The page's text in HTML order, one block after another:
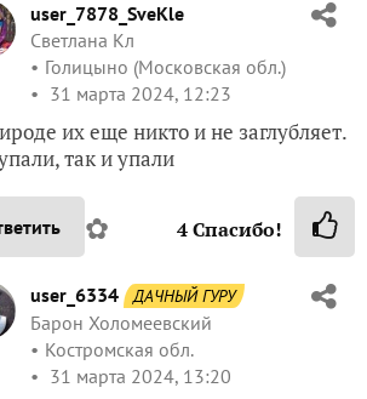
user_7878_SveKle
Светлана Кл
Голицыно (Московская обл.)
31 марта 2024, 12:23
их еще никто и не заглубляет.
так и упали
✿ 4Спасибо!
user_6334 ДАЧНЫЙ ГУРУ
Барон Холомеевский
Костромская обл.
31 марта 2024, 13:20